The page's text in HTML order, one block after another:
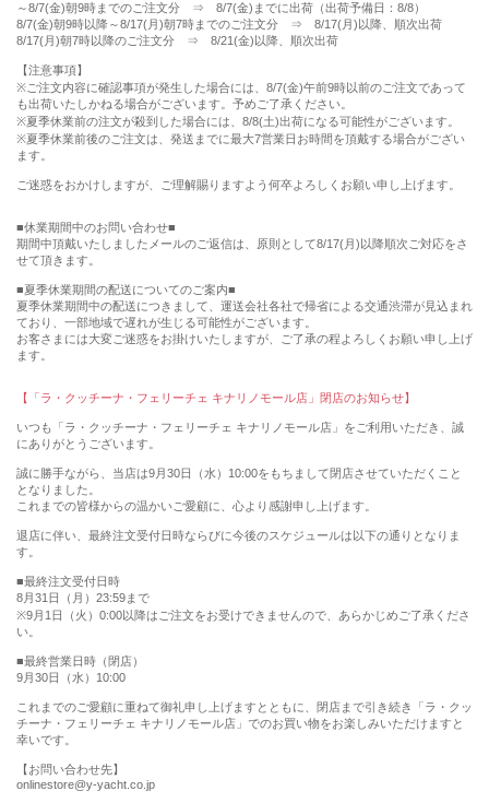
～8/7(金)朝9時までのご注文分 ⇒ 8/7(金)までに出荷（出荷予備日：8/8）
8/7(金)朝9時以降～8/17(月)朝7時までのご注文分 ⇒ 8/17(月)以降、順次出荷
8/17(月)朝7時以降のご注文分 ⇒ 8/21(金)以降、順次出荷
【注意事項】
※ご注文内容に確認事項が発生した場合には、8/7(金)午前9時以前のご注文であって
も出荷いたしかねる場合がございます。予めご了承ください。
※夏季休業前の注文が殺到した場合には、8/8(土)出荷になる可能性がございます。
※夏季休業前後のご注文は、発送までに最大7営業日お時間を頂戴する場合がござい
ます。
ご迷惑をおかけしますが、ご理解賜りますよう何卒よろしくお願い申し上げます。
■休業期間中のお問い合わせ■
期間中頂戴いたしましたメールのご返信は、原則として8/17(月)以降順次ご対応をさ
せて頂きます。
■夏季休業期間の配送についてのご案内■
夏季休業期間中の配送につきまして、運送会社各社で帰省による交通渋滞が見込まれ
ており、一部地域で遅れが生じる可能性がございます。
お客さまには大変ご迷惑をお掛けいたしますが、ご了承の程よろしくお願い申し上げ
ます。
【「ラ・クッチーナ・フェリーチェ キナリノモール店」閉店のお知らせ】
いつも「ラ・クッチーナ・フェリーチェ キナリノモール店」をご利用いただき、誠
にありがとうございます。
誠に勝手ながら、当店は9月30日（水）10:00をもちまして閉店させていただくこと
となりました。
これまでの皆様からの温かいご愛顧に、心より感謝申し上げます。
退店に伴い、最終注文受付日時ならびに今後のスケジュールは以下の通りとなりま
す。
■最終注文受付日時
8月31日（月）23:59まで
※9月1日（火）0:00以降はご注文をお受けできませんので、あらかじめご了承くださ
い。
■最終営業日時（閉店）
9月30日（水）10:00
これまでのご愛顧に重ねて御礼申し上げますとともに、閉店まで引き続き「ラ・クッ
チーナ・フェリーチェ キナリノモール店」でのお買い物をお楽しみいただけますと
幸いです。
【お問い合わせ先】
onlinestore@y-yacht.co.jp